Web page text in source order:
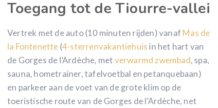
Toegang tot de Tiourre-vallei
Vertrek met de auto (10 minuten rijden) vanaf Mas de
la Fontenette (4-sterrenvakantiehuis in het hart van
de Gorges de l’Ardèche, met verwarmd zwembad, spa,
sauna, hometrainer, tafelvoetbal en petanquebaan)
en parkeer aan de voet van de grote klim op de
toeristische route van de Gorges de l’Ardèche, net